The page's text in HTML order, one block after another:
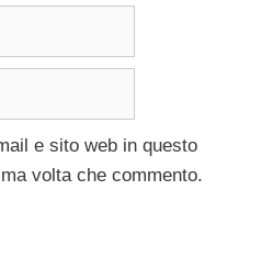
e sito web in questo
volta che commento.